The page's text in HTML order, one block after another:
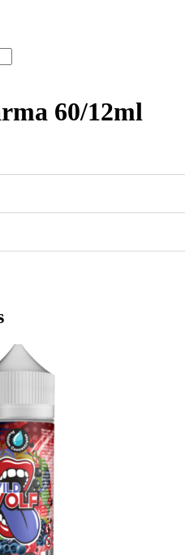
60/12ml